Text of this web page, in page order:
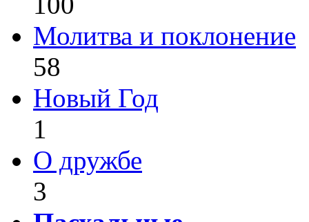
Молитва и поклонение
58
Новый Год
1
О дружбе
3